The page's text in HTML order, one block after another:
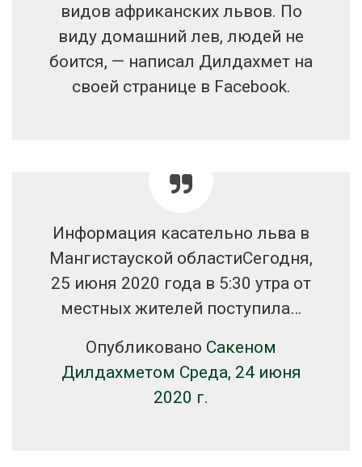
видов африканских львов. По
виду домашний лев, людей не
боится, — написал Дилдахмет на
своей странице в Facebook.
Информация касательно льва в
Мангистауской областиСегодня,
25 июня 2020 года в 5:30 утра от
местных жителей поступила…
Опубликовано Сакеном
Дилдахметом Среда, 24 июня
2020 г.